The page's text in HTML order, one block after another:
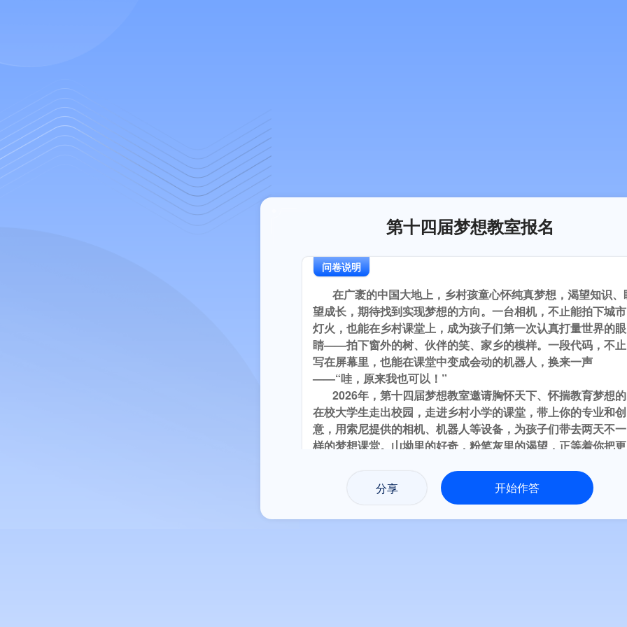
第十四届梦想教室报名
问卷说明
在广袤的中国大地上，乡村孩童心怀纯真梦想，渴望知识、
望成长，期待找到实现梦想的方向。 一台相机，不止能拍下城市
灯火，也能在乡村课堂上，成为孩子们第一次认真打量世界的眼
睛——拍下窗外的树、伙伴的笑、家乡的模样。 一段代码，不止
写在屏幕里，也能在课堂中变成会动的机器人，换来一声
——“哇，原来我也可以！”
2026年，第十四届梦想教室邀请胸怀天下、怀揣教育梦想的
在校大学生走出校园，走进乡村小学的课堂，带上你的专业和创
意，用索尼提供的相机、机器人等设备，为孩子们带去两天不一
样的梦想课堂。 山坳里的好奇，粉笔灰里的渴望，正等着你把更
填写本表格意味着您同意就参加本次活动提供相关个人信息，本项目承
对您提供的个人信息予以保密。
分享 开始作答